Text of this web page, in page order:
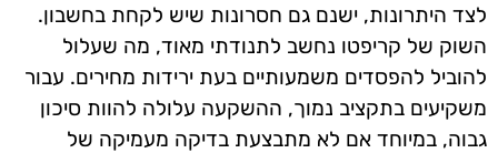
לצד היתרונות, ישנם גם חסרונות שיש לקחת בחשבון.
השוק של קריפטו נחשב לתנודתי מאוד, מה שעלול
להוביל להפסדים משמעותיים בעת ירידות מחירים. עבור
משקיעים בתקציב נמוך, ההשקעה עלולה להוות סיכון
גבוה, במיוחד אם לא מתבצעת בדיקה מעמיקה של